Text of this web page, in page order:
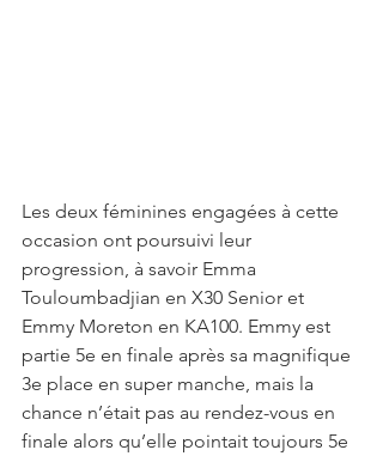
Les deux féminines engagées à cette
occasion ont poursuivi leur
progression, à savoir Emma
Touloumbadjian en X30 Senior et
Emmy Moreton en KA100. Emmy est
partie 5e en finale après sa magnifique
3e place en super manche, mais la
chance n’était pas au rendez-vous en
finale alors qu’elle pointait toujours 5e